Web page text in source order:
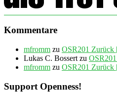
Kommentare
mfromm zu OSR201 Zurück
Lukas C. Bossert zu
mfromm zu OSR201 Zurück
Support Openness!